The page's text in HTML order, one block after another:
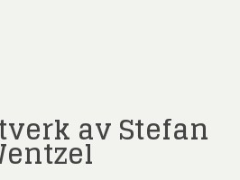
av Stefan